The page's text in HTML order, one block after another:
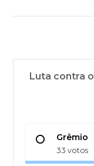
Luta contra
Grêmio
33 votos